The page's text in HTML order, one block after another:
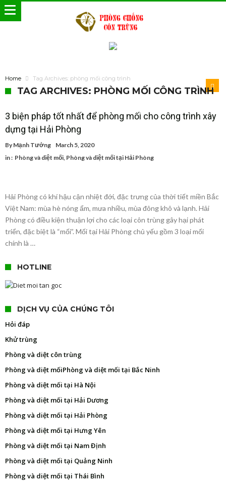
Home Tag Archives: phòng mối công trình
TAG ARCHIVES: PHÒNG MỐI CÔNG TRÌNH
3 biện pháp tốt nhất để phòng mối cho công trình xây
dựng tại Hải Phòng
By Mạnh Tưởng
March 5, 2020
in : Phòng và diệt mối, Phòng và diệt mối tại Hải Phòng
Hải Phòng có khí hậu cận nhiệt đới, đặc trưng của thời tiết miền Bắc
Việt Nam: mùa hè nóng ẩm, mưa nhiều, mùa đông khô và lạnh. Hải
Phòng có điều kiện thuận lợi cho các loại côn trùng gây hại phát
triển, đặc biệt là “mối”. Mối tại Hải Phòng chủ yếu gồm 3 loại mối
chính là …
HOTLINE
DỊCH VỤ CỦA CHÚNG TÔI
Hỏi đáp
Khử trùng
Phòng và diệt côn trùng
Phòng và diệt mốiPhòng và diệt mối tại Bắc Ninh
Phòng và diệt mối tại Hà Nội
Phòng và diệt mối tại Hải Dương
Phòng và diệt mối tại Hải Phòng
Phòng và diệt mối tại Hưng Yên
Phòng và diệt mối tại Nam Định
Phòng và diệt mối tại Quảng Ninh
Phòng và diệt mối tại Thái Bình